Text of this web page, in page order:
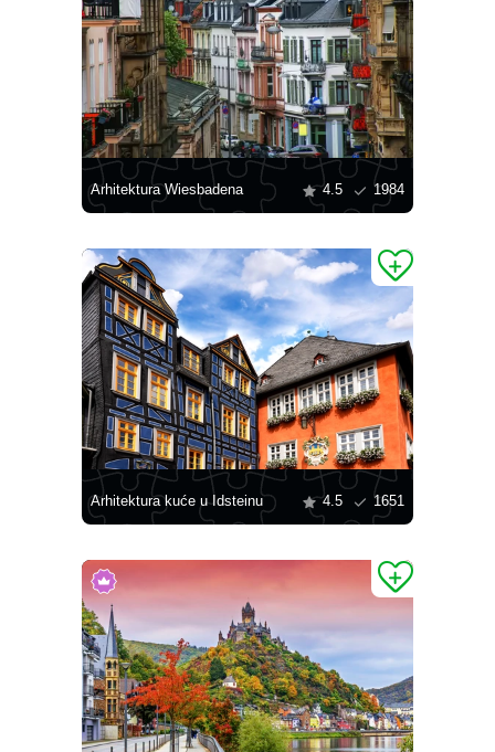
Arhitektura Wiesbadena 4.5 1984
Arhitektura kuće u Idsteinu 4.5 1651